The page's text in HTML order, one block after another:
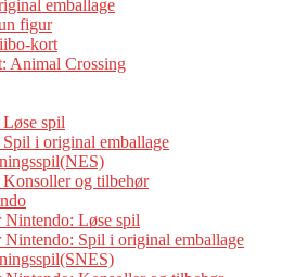
emballage
figur
kort
Animal Crossing
spil
i original emballage
og tilbehør
Nintendo: Løse spil
Nintendo: Spil i original emballage